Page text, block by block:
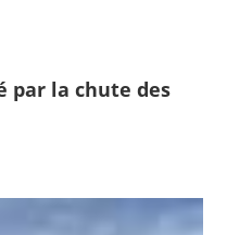
par la chute des